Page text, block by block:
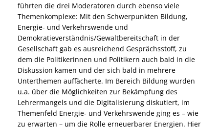
führten die drei Moderatoren durch ebenso viele
Themenkomplexe: Mit den Schwerpunkten Bildung,
Energie- und Verkehrswende und
Demokratieverständnis/Gewaltbereitschaft in der
Gesellschaft gab es ausreichend Gesprächsstoff, zu
dem die Politikerinnen und Politikern auch bald in die
Diskussion kamen und der sich bald in mehrere
Unterthemen auffächerte. Im Bereich Bildung wurden
u.a. über die Möglichkeiten zur Bekämpfung des
Lehrermangels und die Digitalisierung diskutiert, im
Themenfeld Energie- und Verkehrswende ging es – wie
zu erwarten – um die Rolle erneuerbarer Energien. Hier